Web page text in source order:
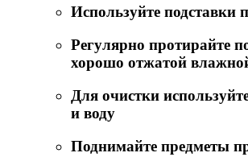
Используйте подставки
Регулярно протирайте
хорошо отжатой
Для очистки
и воду
Поднимайте предметы